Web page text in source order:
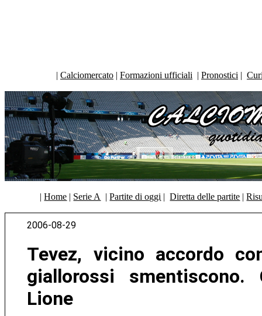
| Calciomercato | Formazioni ufficiali | Pronostici |
|Home | Serie A |Partite di oggi |Diretta delle partite |
2006-08-29
Tevez, vicino accordo
giallorossi
Lione